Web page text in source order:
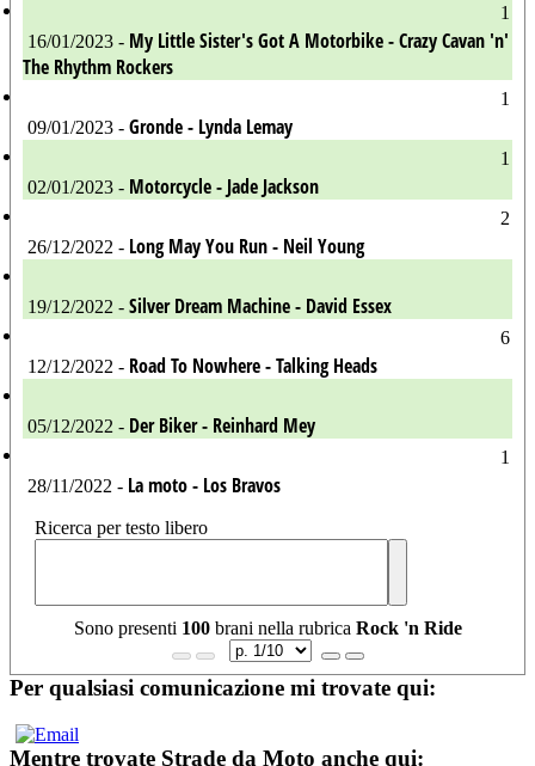
1
16/01/2023 - My Little Sister's Got A Motorbike - Crazy Cavan 'n'
The Rhythm Rockers
1
09/01/2023 - Gronde - Lynda Lemay
1
02/01/2023 - Motorcycle - Jade Jackson
2
26/12/2022 - Long May You Run - Neil Young
19/12/2022 - Silver Dream Machine - David Essex
6
12/12/2022 - Road To Nowhere - Talking Heads
05/12/2022 - Der Biker - Reinhard Mey
1
28/11/2022 - La moto - Los Bravos
Ricerca per testo libero
Sono presenti 100brani nella rubrica Rock 'n Ride
Per qualsiasi comunicazione mi trovate qui:
Mentre trovate Strade da Moto anche qui: